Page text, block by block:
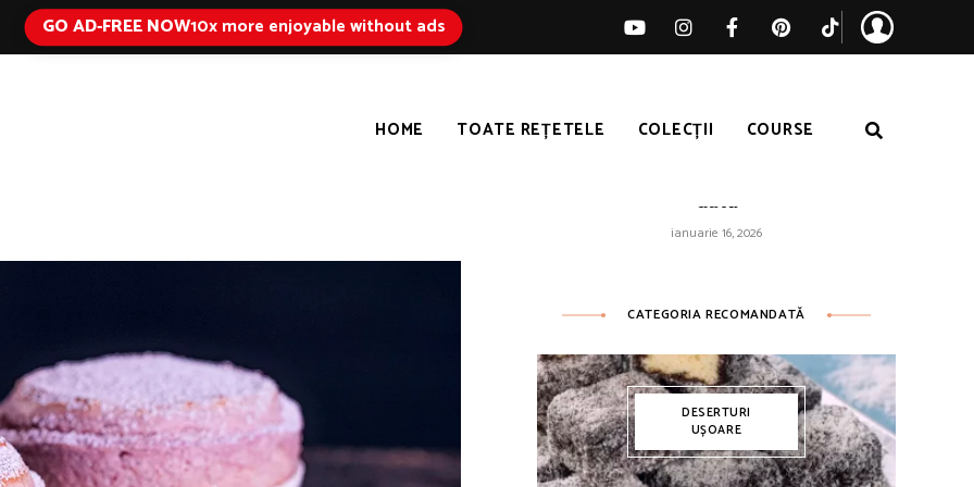
GO AD-FREE NOW10x more enjoyable without ads
HOME TOATE REȚETELE COLECȚII COURSE
dată
ianuarie 16, 2026
CATEGORIA RECOMANDATĂ
DESERTURI
UȘOARE